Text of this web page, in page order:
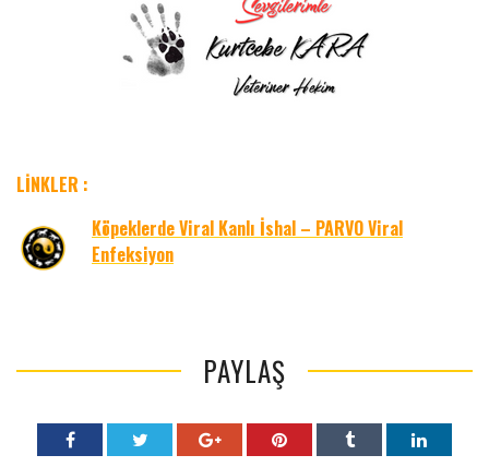
LİNKLER :
Köpeklerde Viral Kanlı İshal – PARVO Viral
Enfeksiyon
PAYLAŞ